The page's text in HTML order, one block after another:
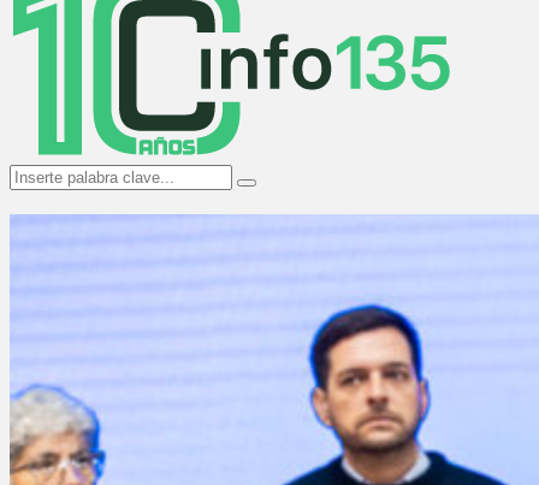
Search
for:
Search